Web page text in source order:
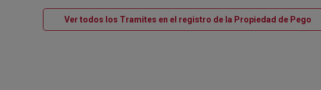
Ver todos los Tramites en el registro de la Propiedad de Pego